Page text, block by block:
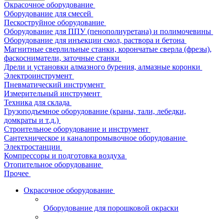
Окрасочное оборудование
Оборудование для смесей
Пескоструйное оборудование
Оборудование для ППУ (пенополиуретана) и полимочевины
Оборудование для инъекции смол, раствора и бетона
Магнитные сверлильные станки, корончатые сверла (фрезы),
фаскосниматели, заточные станки
Дрели и установки алмазного бурения, алмазные коронки
Электроинструмент
Пневматический инструмент
Измерительный инструмент
Техника для склада
Грузоподъемное оборудование (краны, тали, лебедки,
домкраты и т.д.)
Строительное оборудование и инструмент
Сантехническое и каналопромывочное оборудование
Электростанции
Компрессоры и подготовка воздуха
Отопительное оборудование
Прочее
Окрасочное оборудование
Оборудование для порошковой окраски